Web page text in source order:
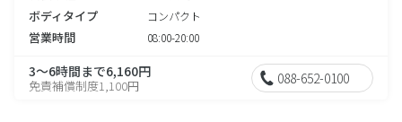
ボディタイプ コンパクト
営業時間 08:00-20:00
3～6時間まで6,160円
免責補償制度1,100円 088-652-0100